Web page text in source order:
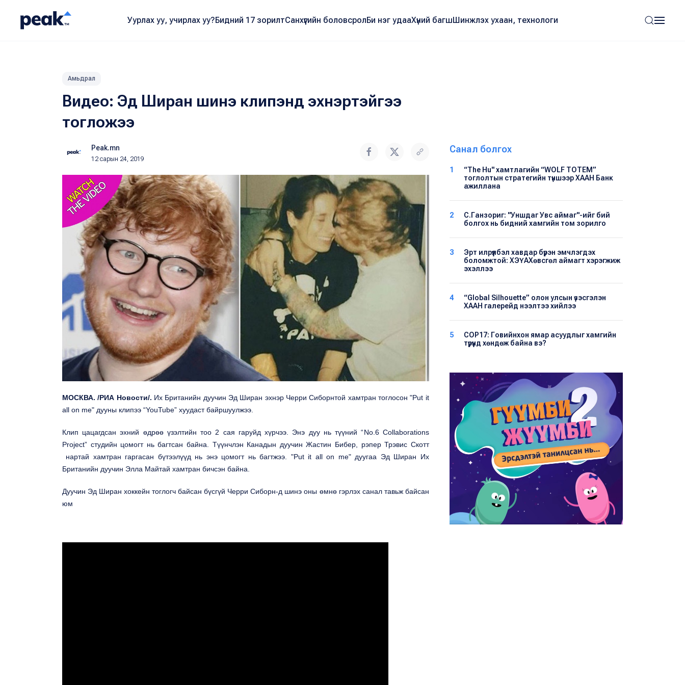
Уурлах уу, учирлах уу?Бидний 17 зорилтСанхүүгийн боловсролБи нэг удааХүний багшШинжлэх ухаан, технологи
Амьдрал
Видео: Эд Ширан шинэ клипэнд эхнэртэйгээ
тогложээ
Peak.mn
12 сарын 24, 2019
МОСКВА./РИА Новости/. Их Британийн дуучин Эд Ширан эхнэр Черри Сиборнтой хамтран тоглосон"Put it
all on me" дууны клипээ “YouTube” хуудаст байршуулжээ.
Клип цацагдсан эхний өдрөө үзэлтийн тоо 2 сая гаруйд хүрчээ. Энэ дуу нь түүний “No.6 Collaborations
Project” студийн цомогт нь багтсан байна. Түүнчлэн Канадын дуучин Жастин Бибер, рэпер Трэвис Скотт
нартай хамтран гаргасан бүтээлүүд нь энэ цомогт нь багтжээ. "Put it all on me"дуугаа Эд Ширан Их
Британийн дуучин Элла Майтай хамтран бичсэн байна.
Дуучин Эд Ширан хоккейн тоглогч байсан бүсгүй Черри Сиборн-д шинэ оны өмнө гэрлэх санал тавьж байсан
юм
Санал болгох
1
“The Hu" хамтлагийн “WOLF TOTEM”
тоглолтын стратегийн түншээр ХААН Банк
ажиллана
2
С.Ганзориг: "Уншдаг Увс аймаг"-ийг бий
болгох нь бидний хамгийн том зорилго
3
Эрт илрүүлбэл хавдар бүрэн эмчлэгдэх
боломжтой: ХЭҮА​Хөвсгөл аймагт хэрэгжиж
эхэллээ
4
“Global Silhouette” олон улсын үзэсгэлэн
ХААН галерейд нээлтээ хийлээ
5
COP17: Говийнхон ямар асуудлыг хамгийн
түрүүнд хөндөж байна вэ?